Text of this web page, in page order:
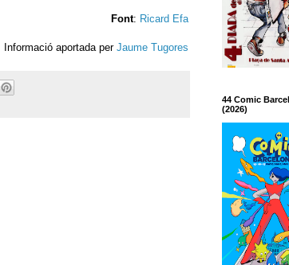
Font: Ricard Efa
Informació aportada per Jaume Tugores
44 Comic
(2026)